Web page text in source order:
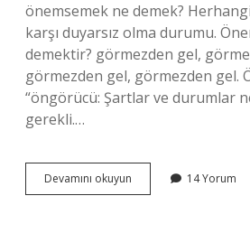
önemsemek ne demek?
karşı duyarsız olma durumu.
demektir? görmezden gel,
görmezden gel, görmezden gel.
“öngörücü: Şartlar ve durumlar
gerekli.…
Devamını okuyun Önsemek
Ne
14 Yorum